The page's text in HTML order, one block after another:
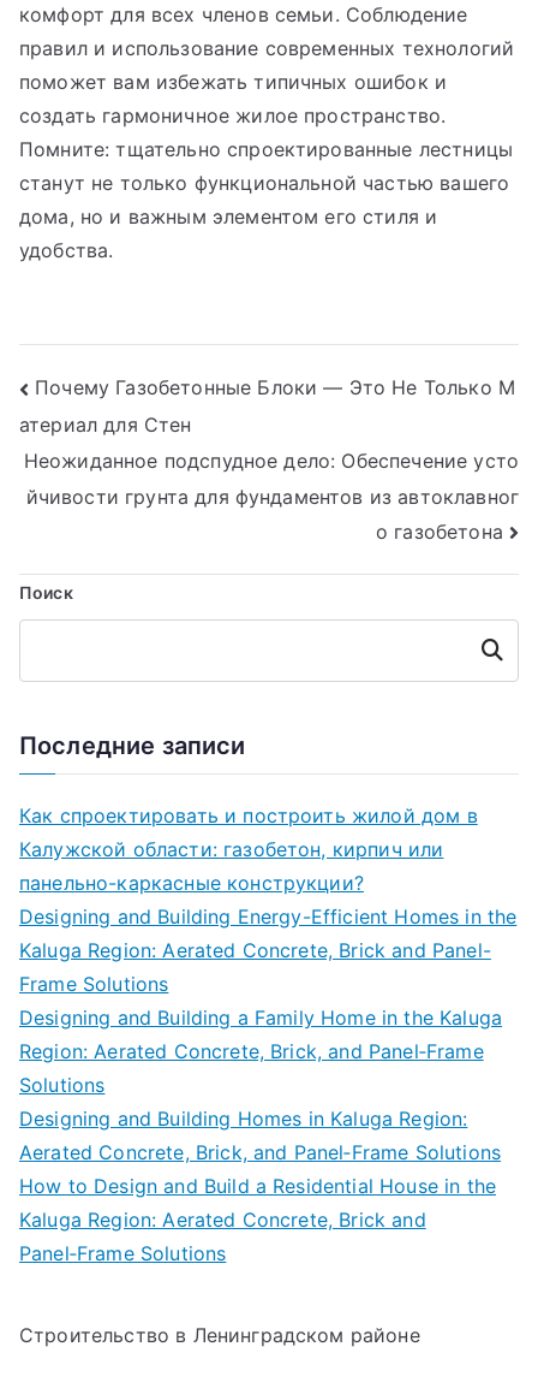
комфорт для всех членов семьи. Соблюдение
правил и использование современных технологий
поможет вам избежать типичных ошибок и
создать гармоничное жилое пространство.
Помните: тщательно спроектированные лестницы
станут не только функциональной частью вашего
дома, но и важным элементом его стиля и
удобства.
Навигация
по
записям
Почему Газобетонные Блоки — Это Не Только М
атериал для Стен
Неожиданное подспудное дело: Обеспечение усто
йчивости грунта для фундаментов из автоклавног
о газобетона
Поиск
Поиск
Последние записи
Как спроектировать и построить жилой дом в
Калужской области: газобетон, кирпич или
панельно-каркасные конструкции?
Designing and Building Energy-Efficient Homes in the
Kaluga Region: Aerated Concrete, Brick and Panel-
Frame Solutions
Designing and Building a Family Home in the Kaluga
Region: Aerated Concrete, Brick, and Panel‑Frame
Solutions
Designing and Building Homes in Kaluga Region:
Aerated Concrete, Brick, and Panel‑Frame Solutions
How to Design and Build a Residential House in the
Kaluga Region: Aerated Concrete, Brick and
Panel‑Frame Solutions
Строительство в Ленинградском районе